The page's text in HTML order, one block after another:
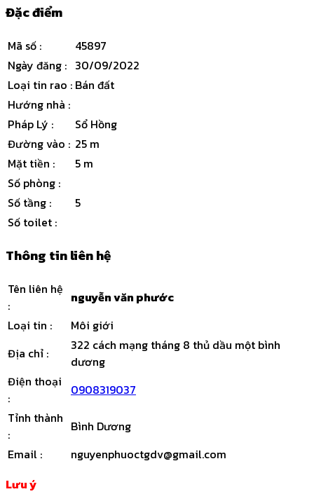
Đặc điểm
Mã số :
45897
Ngày đăng : 30/09/2022
Loại tin rao : Bán đất
Hướng nhà :
Pháp Lý :
Sổ Hồng
Đường vào : 25 m
Mặt tiền :
5 m
Số phòng :
Số tầng :
5
Số toilet :
Thông tin liên hệ
Tên liên hệ
:
nguyễn văn phước
Loại tin :
Môi giới
Địa chỉ :
322 cách mạng tháng 8 thủ dầu một bình
dương
Điện thoại
:
0908319037
Tỉnh thành
:
Bình Dương
Email :
nguyenphuoctgdv@gmail.com
Lưu ý